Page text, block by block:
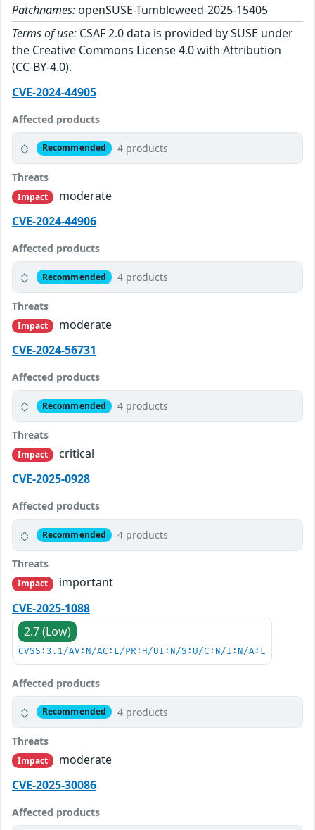
Patchnames: openSUSE-Tumbleweed-2025-15405
Terms of use: CSAF 2.0 data is provided by SUSE under
the Creative Commons License 4.0 with Attribution
(CC-BY-4.0).
CVE-2024-44905
Affected products
Recommended 4 products
Threats
Impact
moderate
CVE-2024-44906
Affected products
Recommended 4 products
Threats
Impact
moderate
CVE-2024-56731
Affected products
Recommended 4 products
Threats
Impact
critical
CVE-2025-0928
Affected products
Recommended 4 products
Threats
Impact
important
CVE-2025-1088
2.7 (Low)
CVSS:3.1/AV:N/AC:L/PR:H/UI:N/S:U/C:N/I:N/A:L
Affected products
Recommended 4 products
Threats
Impact
moderate
CVE-2025-30086
Affected products